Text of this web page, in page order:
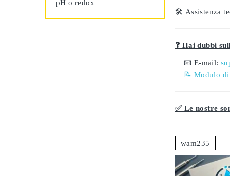
pH o redox
🛠️ Assistenza
❓ Hai dubbi
📧 E-mail:
📝 Modulo
✅ Le nostre
wam235